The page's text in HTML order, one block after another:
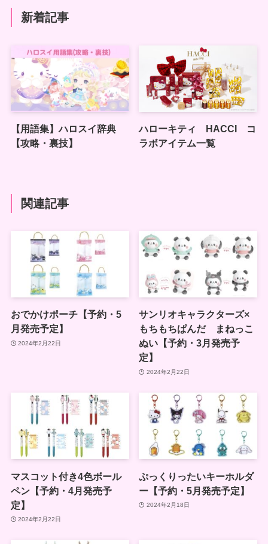
新着記事
【用語集】ハロスイ辞典
【攻略・裏技】
ハローキティ HACCI コ
ラボアイテム一覧
関連記事
おでかけポーチ【予約・5
月発売予定】
2024年2月22日
サンリオキャラクターズ×
もちもちぱんだ まねっこ
ぬい【予約・3月発売予
定】
2024年2月22日
マスコット付き4色ボール
ペン【予約・4月発売予
定】
2024年2月22日
ぷっくりったいキーホルダ
ー【予約・5月発売予定】
2024年2月18日